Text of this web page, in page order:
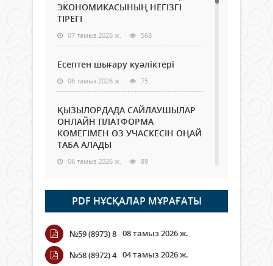
ЭКОНОМИКАСЫНЫҢ НЕГІЗГІ
ТІРЕГІ
07 тамыз 2026 ж. 568
Есептен шығару куәліктері
06 тамыз 2026 ж. 75
ҚЫЗЫЛОРДАДА САЙЛАУШЫЛАР
ОНЛАЙН ПЛАТФОРМА
КӨМЕГІМЕН ӨЗ УЧАСКЕСІН ОҢАЙ
ТАБА АЛАДЫ
06 тамыз 2026 ж. 89
Open Air: Қызылорда облысы
полиция департаменті 20
мыңнан астам көрерменнің
қауіпсіздігін қамтамасыз етті
06 тамыз 2026 ж.
PDF НҰСҚАЛАР МҰРАҒАТЫ
№59 (8973) 8 08 тамыз 2026 ж.
№58 (8972) 4 04 тамыз 2026 ж.